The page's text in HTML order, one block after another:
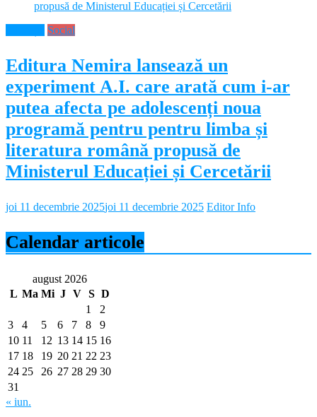
Social
Editura Nemira lansează un
experiment A.I. care arată cum i-ar
putea afecta pe adolescenți noua
programă pentru pentru limba și
literatura română propusă de
Ministerul Educației și Cercetării
joi 11 decembrie 2025joi 11 decembrie 2025 Editor Info
Calendar articole
august 2026
L Ma Mi J V S D
1
2
3
4 5 6 7 8
9
10 11 12 13 14 15 16
17 18 19 20 21 22 23
24 25 26 27 28 29 30
31
« iun.